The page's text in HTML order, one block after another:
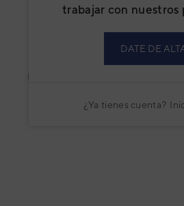
trabajar con nuestros
DATE DE
¿Ya tienes cuenta?